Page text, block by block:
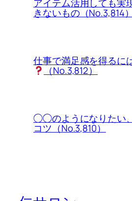
アイテム活用しても実
きないもの（No.3,814）
仕事で満足感を得るに
（No.3,812）
◯◯のようになりたい
コツ（No.3,810）